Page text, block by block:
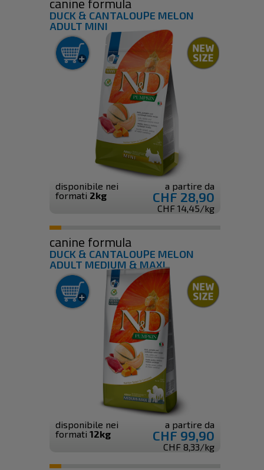
DUCK & CANTALOUPE MELON
ADULT MINI
disponibile nei
formati 2kg
a partire da
CHF 28,90
CHF 14,45/kg
canine formula
DUCK & CANTALOUPE MELON
ADULT MEDIUM & MAXI
disponibile nei
formati 12kg
a partire da
CHF 99,90
CHF 8,33/kg